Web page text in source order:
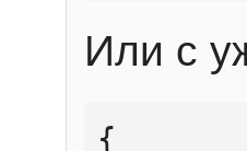
Или с
{